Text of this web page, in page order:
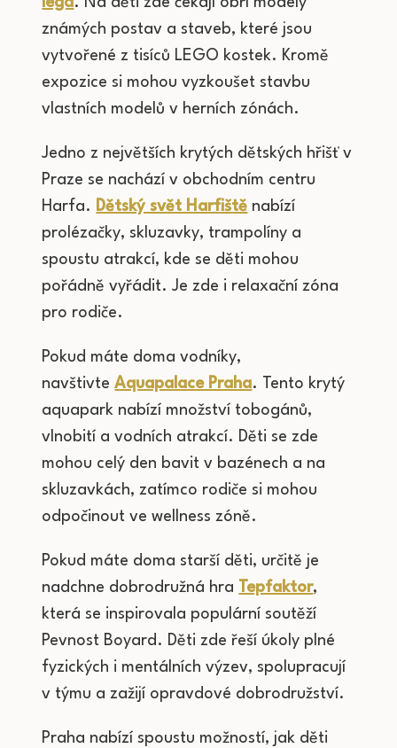
známých postav a staveb, které jsou
vytvořené z tisíců LEGO kostek. Kromě
expozice si mohou vyzkoušet stavbu
vlastních modelů v herních zónách.
Jedno z největších krytých dětských hřišť v
Praze se nachází v obchodním centru
Harfa. Dětský svět Harfiště nabízí
prolézačky, skluzavky, trampolíny a
spoustu atrakcí, kde se děti mohou
pořádně vyřádit. Je zde i relaxační zóna
pro rodiče.
Pokud máte doma vodníky,
navštivteAquapalace Praha. Tento krytý
aquapark nabízí množství tobogánů,
vlnobití a vodních atrakcí. Děti se zde
mohou celý den bavit v bazénech a na
skluzavkách, zatímco rodiče si mohou
odpočinout ve wellness zóně.
Pokud máte doma starší děti, určitě je
nadchne dobrodružná hra
Tepfaktor,
která se inspirovala populární soutěží
Pevnost Boyard. Děti zde řeší úkoly plné
fyzických i mentálních výzev, spolupracují
v týmu a zažijí opravdové dobrodružství.
Praha nabízí spoustu možností, jak děti